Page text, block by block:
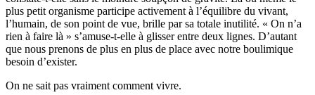
plus petit organisme participe activement à l’équilibre du vivant,
l’humain, de son point de vue, brille par sa totale inutilité. « On n’a
rien à faire là » s’amuse-t-elle à glisser entre deux lignes. D’autant
que nous prenons de plus en plus de place avec notre boulimique
besoin d’exister.
On ne sait pas vraiment comment vivre.